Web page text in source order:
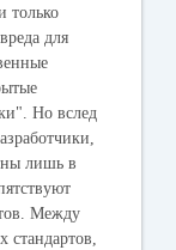
только
для
Но вслед
лишь в
Между
стандартов,